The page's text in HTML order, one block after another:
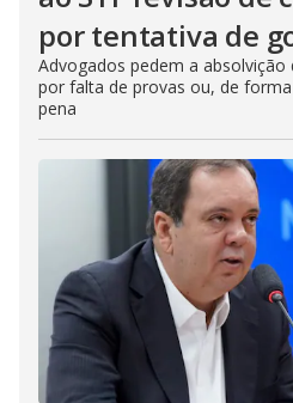
por tentativa de
Advogados pedem a absolvição
por falta de provas ou, de
pena